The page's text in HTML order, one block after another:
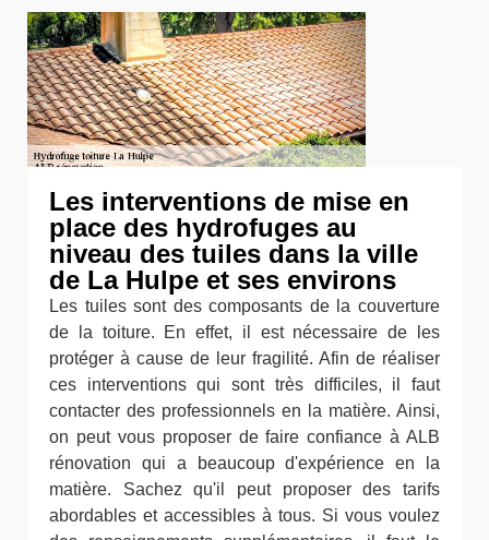
Les interventions de mise en
place des hydrofuges au
niveau des tuiles dans la ville
de La Hulpe et ses environs
Les tuiles sont des composants de la couverture
de la toiture. En effet, il est nécessaire de les
protéger à cause de leur fragilité. Afin de réaliser
ces interventions qui sont très difficiles, il faut
contacter des professionnels en la matière. Ainsi,
on peut vous proposer de faire confiance à ALB
rénovation qui a beaucoup d'expérience en la
matière. Sachez qu'il peut proposer des tarifs
abordables et accessibles à tous. Si vous voulez